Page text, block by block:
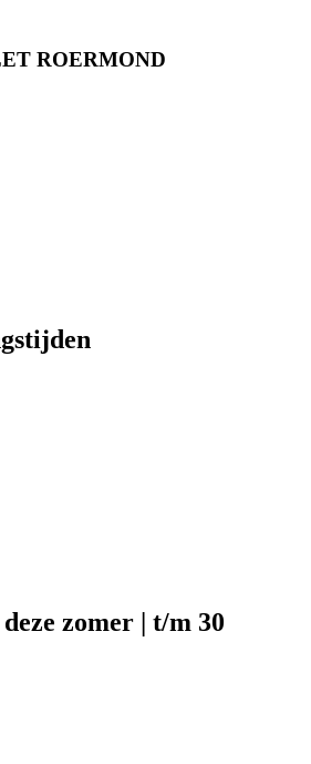
ROERMOND
zomer | t/m 30